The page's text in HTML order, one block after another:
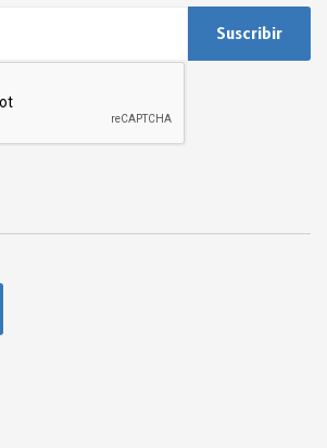
Suscribir